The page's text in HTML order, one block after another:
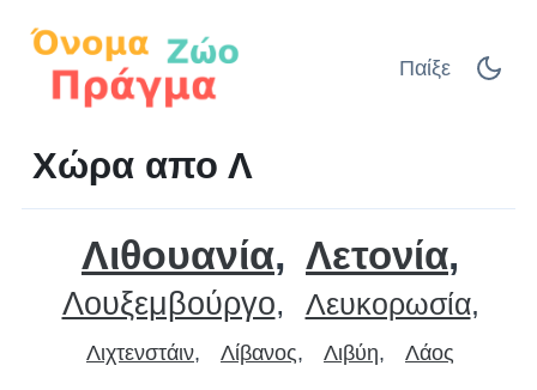
Παίξε
Χώρα απο Λ
Λιθουανία Λετονία
Λουξεμβούργο Λευκορωσία
Λιχτενστάιν Λίβανος Λιβύη Λάος